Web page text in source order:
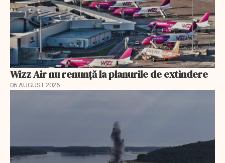
Wizz Air nu renunță la planurile de extindere
06 AUGUST 2026